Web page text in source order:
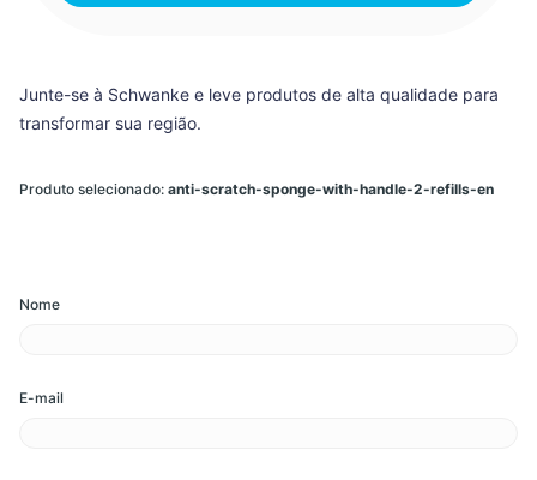
Junte-se à Schwanke e leve produtos de alta qualidade para
transformar sua região.
Produto selecionado: anti-scratch-sponge-with-handle-2-refills-en
Nome
E-mail